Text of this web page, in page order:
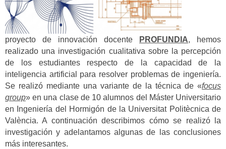
proyecto de innovación docente PROFUNDIA, hemos
realizado una investigación cualitativa sobre la percepción
de los estudiantes respecto de la capacidad de la
inteligencia artificial para resolver problemas de ingeniería.
Se realizó mediante una variante de la técnica de «focus
group» en una clase de 10 alumnos del Máster Universitario
en Ingeniería del Hormigón de la Universitat Politècnica de
València. A continuación describimos cómo se realizó la
investigación y adelantamos algunas de las conclusiones
más interesantes.